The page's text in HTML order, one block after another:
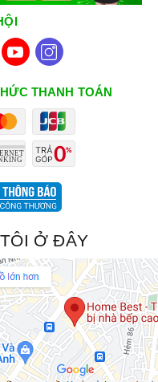
đẩy ra ngoài
hoạt tính
sáng
khiển
sắc
nhiệt
>35 dB
sản phẩm 700mm
THANH TOÁN
Ở ĐÂY